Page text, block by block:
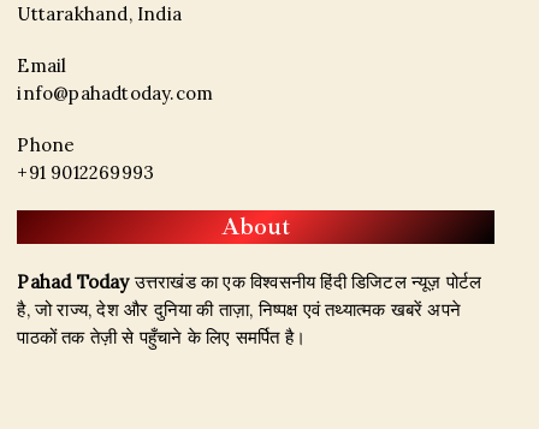
Uttarakhand, India
Email
info@pahadtoday.com
Phone
+91 9012269993
About
Pahad Todayउत्तराखंड का एक विश्वसनीय हिंदी डिजिटल न्यूज़ पोर्टल
है, जो राज्य, देश और दुनिया की ताज़ा, निष्पक्ष एवं तथ्यात्मक खबरें अपने
पाठकों तक तेज़ी से पहुँचाने के लिए समर्पित है।